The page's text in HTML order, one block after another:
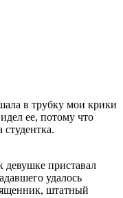
в трубку мои крики
ее, потому что
девушке приставал
удалось
штатный